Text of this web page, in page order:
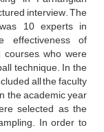
interview. The
10 experts in
effectiveness of
who were
technique. In the
all the faculty
the academic year
selected as the
In order to